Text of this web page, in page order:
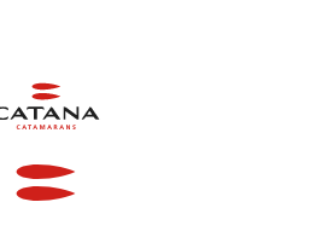
MAINTENANT À NOTRE RÉGATE